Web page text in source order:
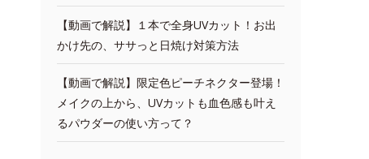
【動画で解説】１本で全身UVカット！お出
かけ先の、ササっと日焼け対策方法
【動画で解説】限定色ピーチネクター登場！
メイクの上から、UVカットも血色感も叶え
るパウダーの使い方って？